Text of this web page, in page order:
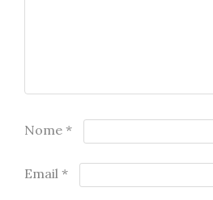
Nome *
Email *